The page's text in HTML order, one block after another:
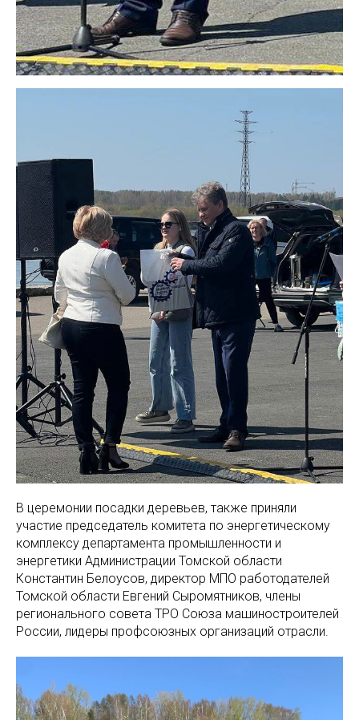
В церемонии посадки деревьев, также приняли
участие председатель комитета по энергетическому
комплексу департамента промышленности и
энергетики Администрации Томской области
Константин Белоусов, директор МПО работодателей
Томской области Евгений Сыромятников, члены
регионального совета ТРО Союза машиностроителей
России, лидеры профсоюзных организаций отрасли.